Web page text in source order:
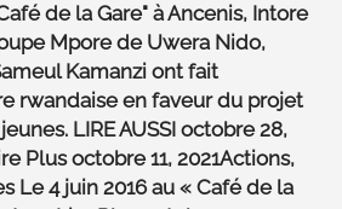
de la Gare" à Ancenis, Intore
Mpore de Uwera Nido,
Kamanzi ont fait
rwandaise en faveur du projet
LIRE AUSSI octobre 28,
Plus octobre 11, 2021Actions,
Le 4 juin 2016 au « Café de la